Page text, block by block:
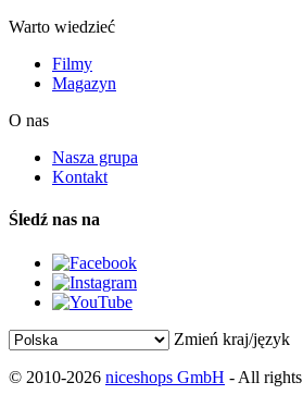
Warto wiedzieć
Filmy
Magazyn
O nas
Nasza grupa
Kontakt
Śledź nas na
Zmień kraj/język
© 2010-2026 niceshops GmbH - All rights